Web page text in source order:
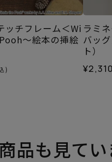
ッチフレーム＜Wi
～絵本の挿絵
)
ラミ
バッ
ト）
¥2,310
品も見てい